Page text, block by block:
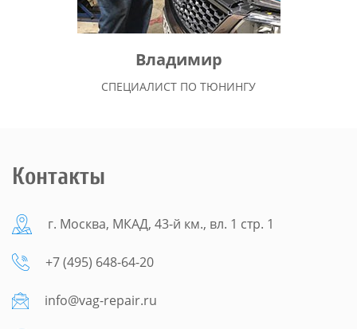
Владимир
СПЕЦИАЛИСТ ПО ТЮНИНГУ
Контакты
г. Москва, МКАД, 43-й км., вл. 1 стр. 1
+7 (495) 648-64-20
info@vag-repair.ru